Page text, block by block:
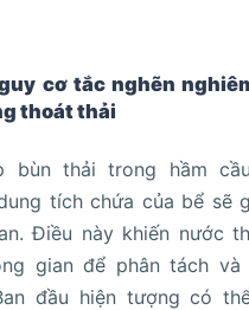
cơ tắc nghẽn
thoát thải
bùn thải trong hầm
tích chứa của bể sẽ
Điều này khiến nước
gian để phân tách và
đầu hiện tượng có